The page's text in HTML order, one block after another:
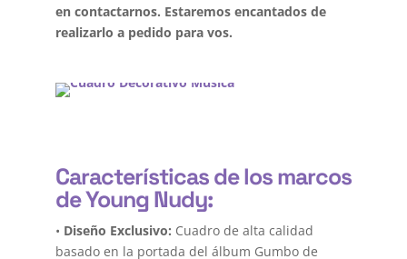
en contactarnos. Estaremos encantados de
realizarlo a pedido para vos.
Características de los marcos
de Young Nudy:
• Diseño Exclusivo: Cuadro de alta calidad
basado en la portada del álbum Gumbo de